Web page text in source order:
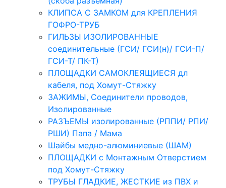
КЛИПСА С ЗАМКОМ для КРЕПЛЕНИЯ
ГОФРО-ТРУБ
ГИЛЬЗЫ ИЗОЛИРОВАННЫЕ
соединительные (ГСИ/ ГСИ(н)/ ГСИ-П/
ГСИ-Т/ ПК-Т)
ПЛОЩАДКИ САМОКЛЕЯЩИЕСЯ дл
кабеля, под Хомут-Стяжку
ЗАЖИМЫ, Соединители проводов,
Изолированные
РАЗЪЕМЫ изолированные (РППИ/ РПИ/
РШИ) Папа / Мама
Шайбы медно-алюминиевые (ШАМ)
ПЛОЩАДКИ с Монтажным Отверстием
под Хомут-Стяжку
ТРУБЫ ГЛАДКИЕ, ЖЕСТКИЕ из ПВХ и